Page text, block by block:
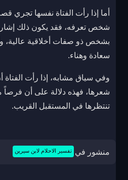
أما إذا رأت الفتاة نفسها تجري
شخص تعرفه، فقد يكون ذلك إشارة
بشخص ذو صفات أخلاقية عالية،
سعادة وهناء.
وفي سياق مشابه، إذا رأت
شعرها، فهذه دلالة على أن فرصاً
تنتظرها في المستقبل القريب.
منشور في تفسير الاحلام لابن سيرين